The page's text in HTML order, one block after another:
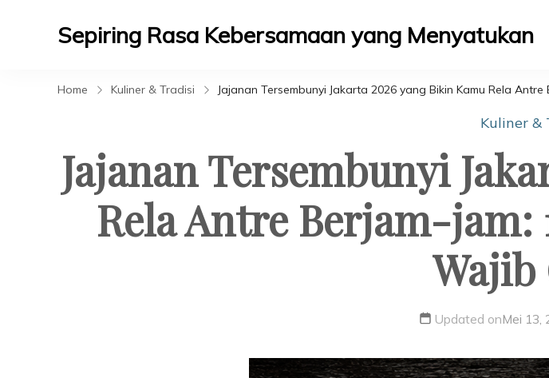
Sepiring Rasa Kebersamaan yang Menyatukan
Home Kuliner & Tradisi Jajanan Tersembunyi Jakarta 2026 yang Bikin Kamu Rela
Kuliner &
Jajanan Tersembunyi
Rela Antre Berjam-
Wajib
Updated onMei 13,